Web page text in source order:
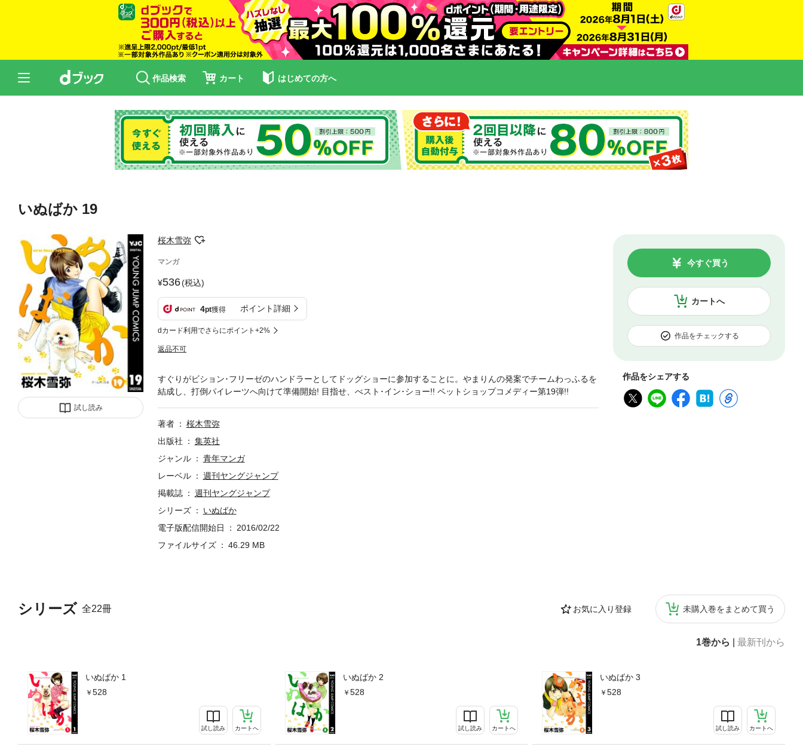
作品検索 カート はじめての方へ
いぬばか 19
試し読み
桜木雪弥
マンガ
536(税込)
4pt獲得 ポイント詳細
dカード利用でさらにポイント+2%
返品不可
カートへ
今すぐ買う
作品をチェックする
作品をシェアする
シリーズ 全22冊 お気に入り登録 未購入巻をまとめて買う
1巻から 最新刊から
いぬばか 1
528
試し読み カートへ
いぬばか 2
528
試し読み カートへ
いぬばか 3
528
試し読み カートへ
すぐりがビション･フリーゼのハンドラーとしてドッグショーに参加することに。やまりんの発案でチームわっふるを
結成し、打倒パイレーツへ向けて準備開始! 目指せ、べスト･イン･ショー!! ペットショップコメディー第19弾!!
著者
桜木雪弥
出版社
集英社
ジャンル
青年マンガ
レーベル
週刊ヤングジャンプ
掲載誌
週刊ヤングジャンプ
シリーズ
いぬばか
電子版配信開始日
2016/02/22
ファイルサイズ
46.29 MB